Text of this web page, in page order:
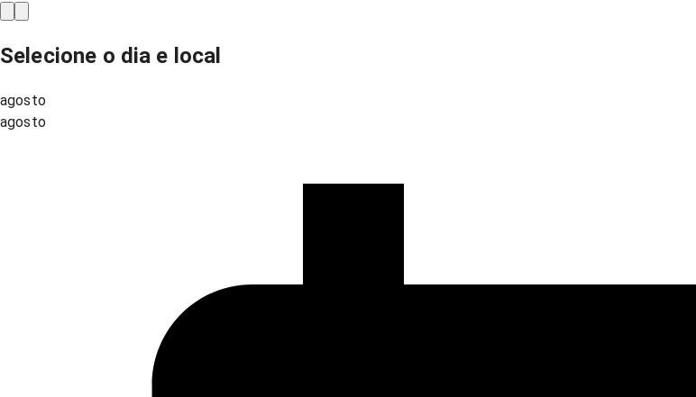
Selecione o dia e local
agosto
agosto